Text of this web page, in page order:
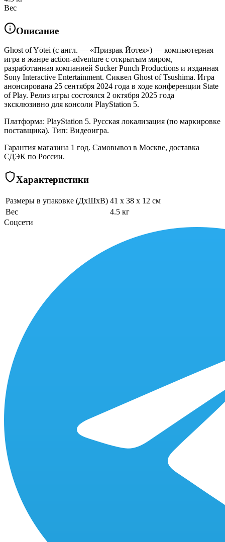
Вес
Описание
Ghost of Yōtei (с англ. — «Призрак Йотея») — компьютерная
игра в жанре action-adventure с открытым миром,
разработанная компанией Sucker Punch Productions и изданная
Sony Interactive Entertainment. Сиквел Ghost of Tsushima. Игра
анонсирована 25 сентября 2024 года в ходе конференции State
of Play. Релиз игры состоялся 2 октября 2025 года
эксклюзивно для консоли PlayStation 5.
Платформа: PlayStation 5. Русская локализация (по маркировке
поставщика). Тип: Видеоигра.
Гарантия магазина 1 год. Самовывоз в Москве, доставка
СДЭК по России.
Характеристики
Размеры в упаковке (ДхШхВ) 41 x 38 x 12 см
Вес
4.5 кг
Соцсети